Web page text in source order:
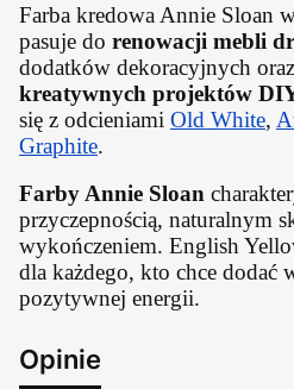
Farba kredowa Annie Sloan
pasuje do renowacji mebli
dodatków dekoracyjnych
kreatywnych projektów
się z odcieniami Old White,
Graphite.
Farby Annie Sloan
przyczepnością, naturalnym
wykończeniem. English
dla każdego, kto chce dodać
pozytywnej energii.
Opinie